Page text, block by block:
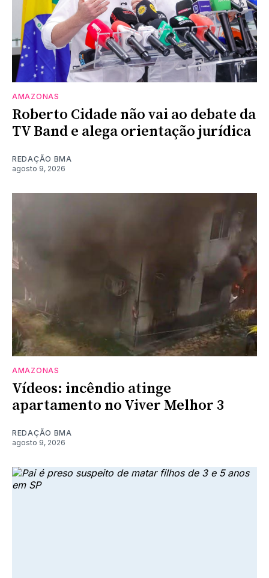
AMAZONAS
Roberto Cidade não vai ao debate da
TV Band e alega orientação jurídica
REDAÇÃO BMA
agosto 9, 2026
AMAZONAS
Vídeos: incêndio atinge
apartamento no Viver Melhor 3
REDAÇÃO BMA
agosto 9, 2026